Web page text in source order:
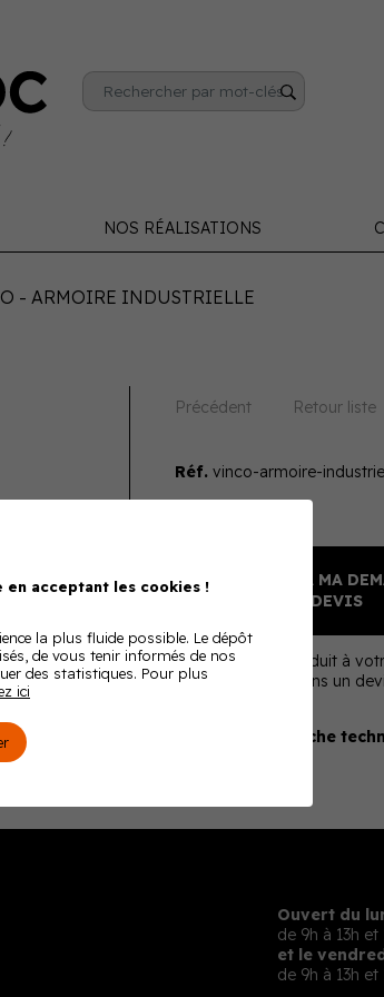
NOS RÉALISATIONS
- ARMOIRE INDUSTRIELLE
Précédent Retour liste
Réf.vinco-armoire-
AJOUTER À MA
DE DEVIS
En ajoutant ce produit à
nous vous enverrons un
Télécharger la fiche
Ouvert du
de 9h à 13h et
et le
de 9h à 13h et
en acceptant les cookies !
la plus fluide possible. Le dépôt
de vous tenir informés de nos
des statistiques. Pour plus
ici